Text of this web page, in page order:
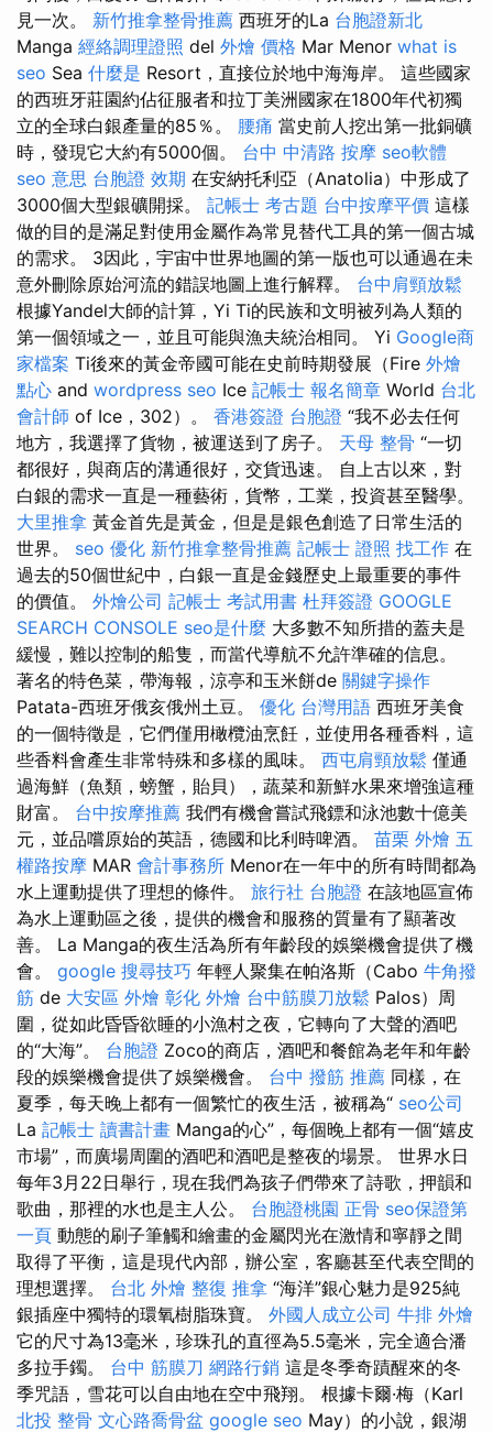
見一次。 新竹推拿整骨推薦 西班牙的La 台胞證新北
Manga 經絡調理證照 del 外燴 價格 Mar Menor what is
seo Sea 什麼是 Resort，直接位於地中海海岸。 這些國家
的西班牙莊園約佔征服者和拉丁美洲國家在1800年代初獨
立的全球白銀產量的85％。 腰痛 當史前人挖出第一批銅礦
時，發現它大約有5000個。 台中 中清路 按摩 seo軟體
seo 意思 台胞證 效期 在安納托利亞（Anatolia）中形成了
3000個大型銀礦開採。 記帳士 考古題 台中按摩平價 這樣
做的目的是滿足對使用金屬作為常見替代工具的第一個古城
的需求。 3因此，宇宙中世界地圖的第一版也可以通過在未
意外刪除原始河流的錯誤地圖上進行解釋。 台中肩頸放鬆
根據Yandel大師的計算，Yi Ti的民族和文明被列為人類的
第一個領域之一，並且可能與漁夫統治相同。 Yi Google商
家檔案 Ti後來的黃金帝國可能在史前時期發展（Fire 外燴
點心 and wordpress seo Ice 記帳士 報名簡章 World 台北
會計師 of Ice，302）。 香港簽證 台胞證 “我不必去任何
地方，我選擇了貨物，被運送到了房子。 天母 整骨 “一切
都很好，與商店的溝通很好，交貨迅速。 自上古以來，對
白銀的需求一直是一種藝術，貨幣，工業，投資甚至醫學。
大里推拿 黃金首先是黃金，但是是銀色創造了日常生活的
世界。 seo 優化 新竹推拿整骨推薦 記帳士 證照 找工作 在
過去的50個世紀中，白銀一直是金錢歷史上最重要的事件
的價值。 外燴公司 記帳士 考試用書 杜拜簽證 GOOGLE
SEARCH CONSOLE seo是什麼 大多數不知所措的蓋夫是
緩慢，難以控制的船隻，而當代導航不允許準確的信息。
著名的特色菜，帶海報，涼亭和玉米餅de 關鍵字操作
Patata-西班牙俄亥俄州土豆。 優化 台灣用語 西班牙美食
的一個特徵是，它們僅用橄欖油烹飪，並使用各種香料，這
些香料會產生非常特殊和多樣的風味。 西屯肩頸放鬆 僅通
過海鮮（魚類，螃蟹，貽貝），蔬菜和新鮮水果來增強這種
財富。 台中按摩推薦 我們有機會嘗試飛鏢和泳池數十億美
元，並品嚐原始的英語，德國和比利時啤酒。 苗栗 外燴 五
權路按摩 MAR 會計事務所 Menor在一年中的所有時間都為
水上運動提供了理想的條件。 旅行社 台胞證 在該地區宣佈
為水上運動區之後，提供的機會和服務的質量有了顯著改
善。 La Manga的夜生活為所有年齡段的娛樂機會提供了機
會。 google 搜尋技巧 年輕人聚集在帕洛斯（Cabo 牛角撥
筋 de 大安區 外燴 彰化 外燴 台中筋膜刀放鬆 Palos）周
圍，從如此昏昏欲睡的小漁村之夜，它轉向了大聲的酒吧
的“大海”。 台胞證 Zoco的商店，酒吧和餐館為老年和年齡
段的娛樂機會提供了娛樂機會。 台中 撥筋 推薦 同樣，在
夏季，每天晚上都有一個繁忙的夜生活，被稱為“ seo公司
La 記帳士 讀書計畫 Manga的心”，每個晚上都有一個“嬉皮
市場”，而廣場周圍的酒吧和酒吧是整夜的場景。 世界水日
每年3月22日舉行，現在我們為孩子們帶來了詩歌，押韻和
歌曲，那裡的水也是主人公。 台胞證桃園 正骨 seo保證第
一頁 動態的刷子筆觸和繪畫的金屬閃光在激情和寧靜之間
取得了平衡，這是現代內部，辦公室，客廳甚至代表空間的
理想選擇。 台北 外燴 整復 推拿 “海洋”銀心魅力是925純
銀插座中獨特的環氧樹脂珠寶。 外國人成立公司 牛排 外燴
它的尺寸為13毫米，珍珠孔的直徑為5.5毫米，完全適合潘
多拉手鐲。 台中 筋膜刀 網路行銷 這是冬季奇蹟醒來的冬
季咒語，雪花可以自由地在空中飛翔。 根據卡爾·梅（Karl
北投 整骨 文心路喬骨盆 google seo May）的小說，銀湖